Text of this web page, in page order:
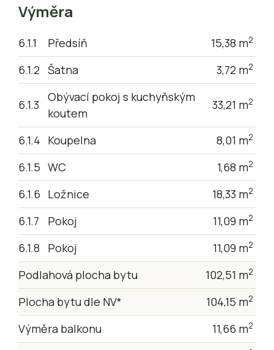
Výměra
6.1.1 Předsíň 15,38 m2
6.1.2 Šatna 3,72 m2
6.1.3
Obývací pokoj s kuchyňským
koutem
33,21 m2
6.1.4 Koupelna 8,01 m2
6.1.5 WC 1,68 m2
6.1.6 Ložnice 18,33 m2
6.1.7 Pokoj 11,09 m2
6.1.8 Pokoj 11,09 m2
Podlahová plocha bytu 102,51 m2
Plocha bytu dle NV* 104,15 m2
Výměra balkonu 11,66 m2